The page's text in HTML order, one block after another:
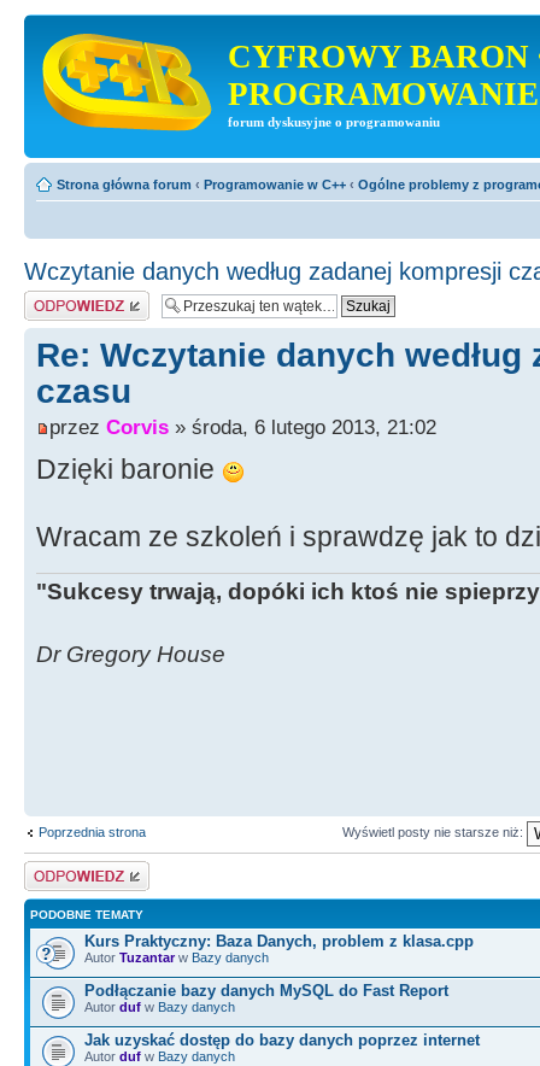
CYFROWY BARON
PROGRAMOWANIE
forum dyskusyjne o programowaniu
Strona główna forum ‹ Programowanie w C++ ‹ Ogólne problemy z
Wczytanie danych według zadanej kompresji
Odpowiedz
Re: Wczytanie danych
czasu
przez Corvis » środa, 6 lutego 2013, 21:02
Dzięki baronie
Wracam ze szkoleń i sprawdzę jak to
"Sukcesy trwają, dopóki ich ktoś nie
Dr Gregory House
Poprzednia strona Wyświetl posty nie starsze niż:
Odpowiedz
PODOBNE TEMATY
Kurs Praktyczny: Baza Danych, problem z klasa.cpp
Autor Tuzantarw Bazy danych
Podłączanie bazy danych MySQL do Fast Report
Autor duf w Bazy danych
Jak uzyskać dostęp do bazy danych poprzez internet
Autor duf w Bazy danych